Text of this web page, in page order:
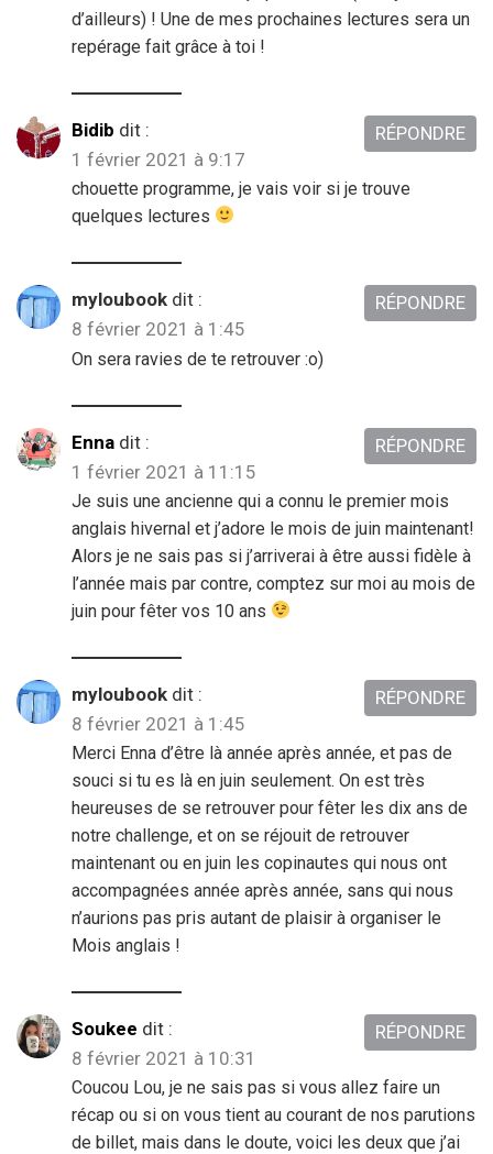
d’ailleurs) ! Une de mes prochaines lectures sera un
repérage fait grâce à toi !
Bidib dit :
1 février 2021 à 9:17
chouette programme, je vais voir si je trouve
quelques lectures
RÉPONDRE
myloubook dit :
8 février 2021 à 1:45
On sera ravies de te retrouver :o)
RÉPONDRE
Enna dit :
1 février 2021 à 11:15
Je suis une ancienne qui a connu le premier mois
anglais hivernal et j’adore le mois de juin maintenant!
Alors je ne sais pas si j’arriverai à être aussi fidèle à
l’année mais par contre, comptez sur moi au mois de
juin pour fêter vos 10 ans
RÉPONDRE
myloubook dit :
8 février 2021 à 1:45
Merci Enna d’être là année après année, et pas de
souci si tu es là en juin seulement. On est très
heureuses de se retrouver pour fêter les dix ans de
notre challenge, et on se réjouit de retrouver
maintenant ou en juin les copinautes qui nous ont
accompagnées année après année, sans qui nous
n’aurions pas pris autant de plaisir à organiser le
Mois anglais !
RÉPONDRE
Soukee dit :
8 février 2021 à 10:31
Coucou Lou, je ne sais pas si vous allez faire un
récap ou si on vous tient au courant de nos parutions
de billet, mais dans le doute, voici les deux que j’ai
RÉPONDRE